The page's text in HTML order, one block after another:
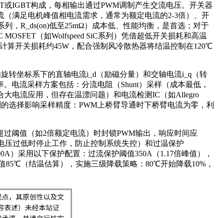
IGBT构成，每相输出通过PWM调制产生交流电压。开关器
满足电机峰值相电流需求，通常为额定电流的2-3倍）、开
，R_ds(on)低至25mΩ）成本低、性能均衡，是首选；对于
（如Wolfspeed SiC系列）凭借超低开关损耗和高温
算开关损耗约45W，配合强制风冷散热器将结温控制在120℃
转坐标系下的直轴电流i_d（励磁分量）和交轴电流i_q（转
电流采样方案包括：分流电阻（Shunt）采样（成本最低，
电流应用，但存在温漂问题）和电流检测IC（如Allegro
选择影响采样精度：PWM上桥臂导通时下桥臂电流为零，利
阈值（如2倍额定电流）时封锁PWM输出，响应时间应
过低时停止工作，防止控制系统失控）和过温保护
）采用以下保护配置：过流保护阈值350A（1.17倍峰值），
85℃（结温估算），实施三级降载策略：80℃开始降载10%，